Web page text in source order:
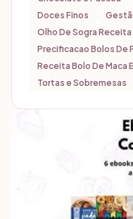
Doces Finos
Olho De Sogra Receita
Precificacao Bolos De
Receita Bolo De Maca
Tortas e Sobremesas